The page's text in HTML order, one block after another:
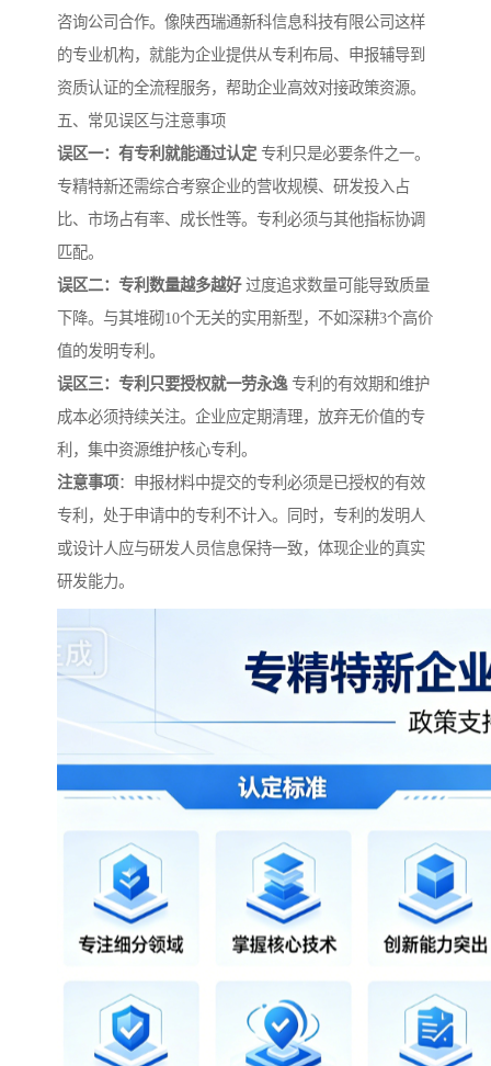
咨询公司合作。像陕西瑞通新科信息科技有限公司这样
的专业机构，就能为企业提供从专利布局、申报辅导到
资质认证的全流程服务，帮助企业高效对接政策资源。
五、常见误区与注意事项
误区一：有专利就能通过认定 专利只是必要条件之一。
专精特新还需综合考察企业的营收规模、研发投入占
比、市场占有率、成长性等。专利必须与其他指标协调
匹配。
误区二：专利数量越多越好过度追求数量可能导致质量
下降。与其堆砌10个无关的实用新型，不如深耕3个高价
值的发明专利。
误区三：专利只要授权就一劳永逸专利的有效期和维护
成本必须持续关注。企业应定期清理，放弃无价值的专
利，集中资源维护核心专利。
注意事项：申报材料中提交的专利必须是已授权的有效
专利，处于申请中的专利不计入。同时，专利的发明人
或设计人应与研发人员信息保持一致，体现企业的真实
研发能力。